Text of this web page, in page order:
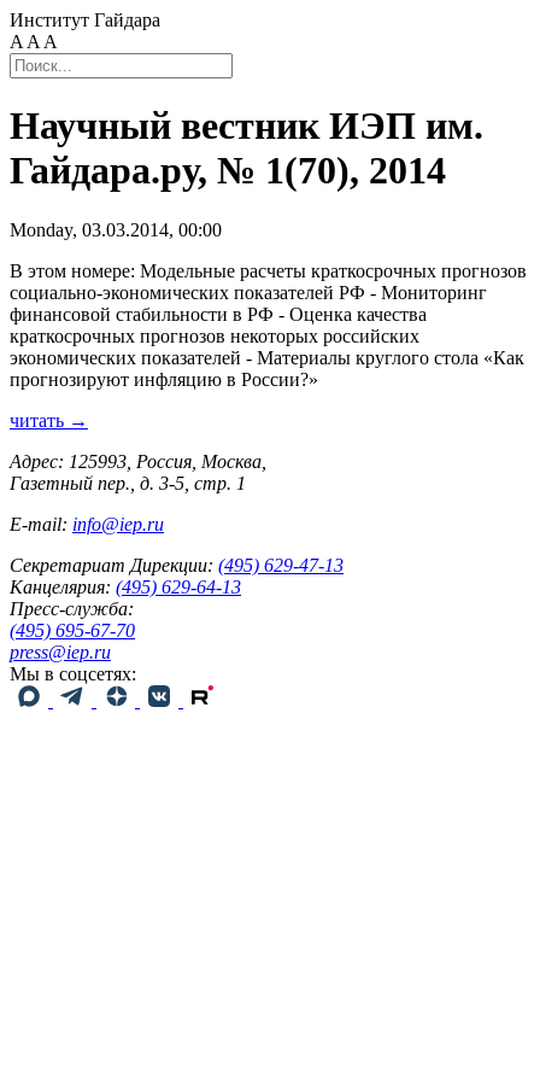
Институт Гайдара
A A A
Научный вестник ИЭП им.
Гайдара.ру, № 1(70), 2014
Monday, 03.03.2014, 00:00
В этом номере: Модельные расчеты краткосрочных прогнозов
социально-экономических показателей РФ - Мониторинг
финансовой стабильности в РФ - Оценка качества
краткосрочных прогнозов некоторых российских
экономических показателей - Материалы круглого стола «Как
прогнозируют инфляцию в России?»
читать →
Адрес: 125993, Россия, Москва,
Газетный пер., д. 3-5, стр. 1
E-mail: info@iep.ru
Секретариат Дирекции: (495) 629-47-13
Канцелярия: (495) 629-64-13
Пресс-служба:
(495) 695-67-70
press@iep.ru
Мы в соцсетях: